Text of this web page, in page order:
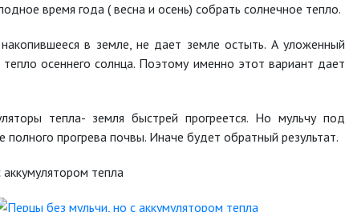
время года ( весна и осень) собрать солнечное тепло.
в земле, не дает земле остыть. А уложенный
осеннего солнца. Поэтому именно этот вариант дает
тепла- земля быстрей прогреется. Но мульчу под
полного прогрева почвы. Иначе будет обратный результат.
тепла